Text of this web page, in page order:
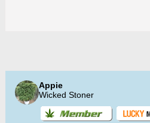
Appie
Wicked Stoner